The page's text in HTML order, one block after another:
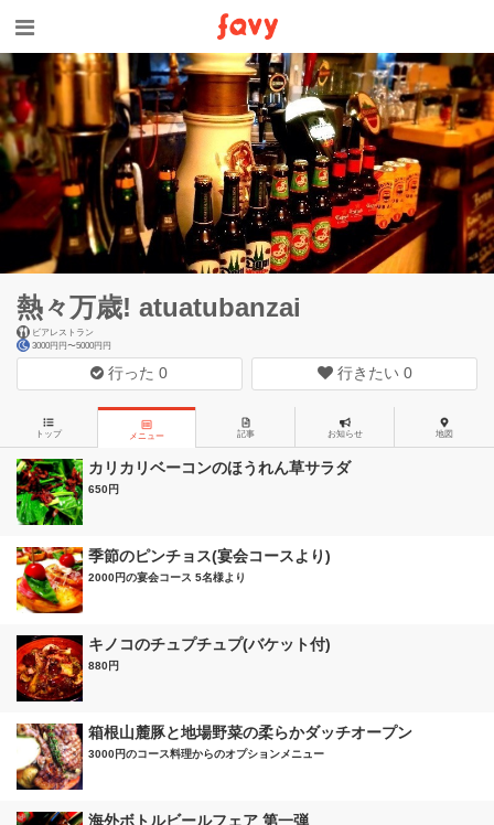
熱々万歳! atuatubanzai
ビアレストラン
3000円円〜5000円円
行った0 行きたい 0
トップ メニュー 記事 お知らせ 地図
カリカリベーコンのほうれん草サラダ
650円
季節のピンチョス(宴会コースより)
2000円の宴会コース 5名様より
キノコのチュプチュプ(バケット付)
880円
箱根山麓豚と地場野菜の柔らかダッチオープン
3000円のコース料理からのオプションメニュー
海外ボトルビールフェア 第一弾